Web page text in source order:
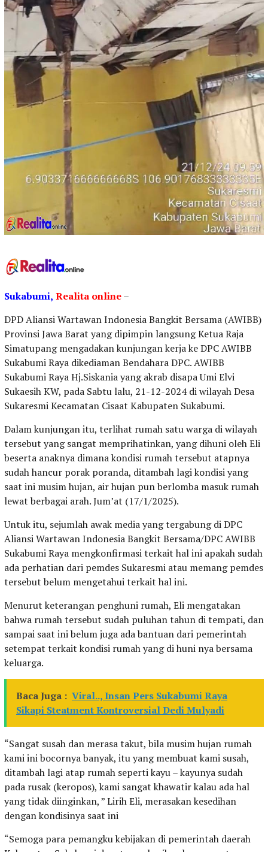
Sukabumi, Realita online–
DPD Aliansi Wartawan Indonesia Bangkit Bersama (AWIBB)
Provinsi Jawa Barat yang dipimpin langsung Ketua Raja
Simatupang mengadakan kunjungan kerja ke DPC AWIBB
Sukabumi Raya dikediaman Bendahara DPC. AWIBB
Sukabumi Raya Hj.Siskania yang akrab disapa Umi Elvi
Sukaesih KW, pada Sabtu lalu, 21-12-2024 di wilayah Desa
Sukaresmi Kecamatan Cisaat Kabupaten Sukabumi.
Dalam kunjungan itu, terlihat rumah satu warga di wilayah
tersebut yang sangat memprihatinkan, yang dihuni oleh Eli
beserta anaknya dimana kondisi rumah tersebut atapnya
sudah hancur porak poranda, ditambah lagi kondisi yang
saat ini musim hujan, air hujan pun berlomba masuk rumah
lewat berbagai arah. Jum’at (17/1/2025).
Untuk itu, sejumlah awak media yang tergabung di DPC
Aliansi Wartawan Indonesia Bangkit Bersama/DPC AWIBB
Sukabumi Raya mengkonfirmasi terkait hal ini apakah sudah
ada perhatian dari pemdes Sukaresmi atau memang pemdes
tersebut belum mengetahui terkait hal ini.
Menurut keterangan penghuni rumah, Eli mengatakan
bahwa rumah tersebut sudah puluhan tahun di tempati, dan
sampai saat ini belum juga ada bantuan dari pemerintah
setempat terkait kondisi rumah yang di huni nya bersama
keluarga.
Baca Juga : Viral.., Insan Pers Sukabumi Raya
Sikapi Steatment Kontroversial Dedi Mulyadi
“Sangat susah dan merasa takut, bila musim hujan rumah
kami ini bocornya banyak, itu yang membuat kami susah,
ditambah lagi atap rumah seperti kayu – kayunya sudah
pada rusak (keropos), kami sangat khawatir kalau ada hal
yang tidak diinginkan, ” Lirih Eli, merasakan kesedihan
dengan kondisinya saat ini
“Semoga para pemangku kebijakan di pemerintah daerah